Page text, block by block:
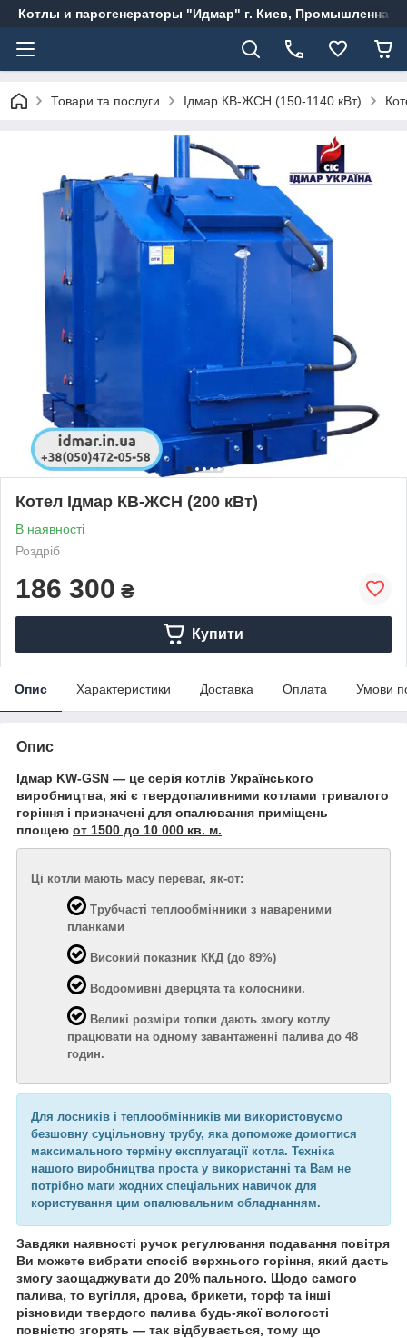
Котлы и парогенераторы "Идмар" г. Киев, Промышленная,
Товари та послуги Ідмар КВ-ЖСН (150-1140 кВт)
Котел Ідмар КВ-ЖСН (200 кВт)
В наявності
Роздріб
186 300 ₴
Купити
Опис Характеристики Доставка Оплата Умови
Опис
Ідмар KW-GSN — це серія котлів Українського
виробництва, які є твердопаливними котлами тривалого
горіння і призначені для опалювання приміщень
площею от 1500 до 10 000 кв. м.
Ці котли мають масу переваг, як-от:
Трубчасті теплообмінники з навареними
планками
Високий показник ККД (до 89%)
Водоомивні дверцята та колосники.
Великі розміри топки дають змогу котлу
працювати на одному завантаженні палива до 48
годин.
Для лосників і теплообмінників ми використовуємо
безшовну суцільновну трубу, яка допоможе домогтися
максимального терміну експлуатації котла. Техніка
нашого виробництва проста у використанні та Вам не
потрібно мати жодних спеціальних навичок для
користування цим опалювальним обладнанням.
Завдяки наявності ручок регулювання подавання повітря
Ви можете вибрати спосіб верхнього горіння, який дасть
змогу заощаджувати до 20% пального. Щодо самого
палива, то вугілля, дрова, брикети, торф та інші
різновиди твердого палива будь-якої вологості
повністю згорять — так відбувається, тому що